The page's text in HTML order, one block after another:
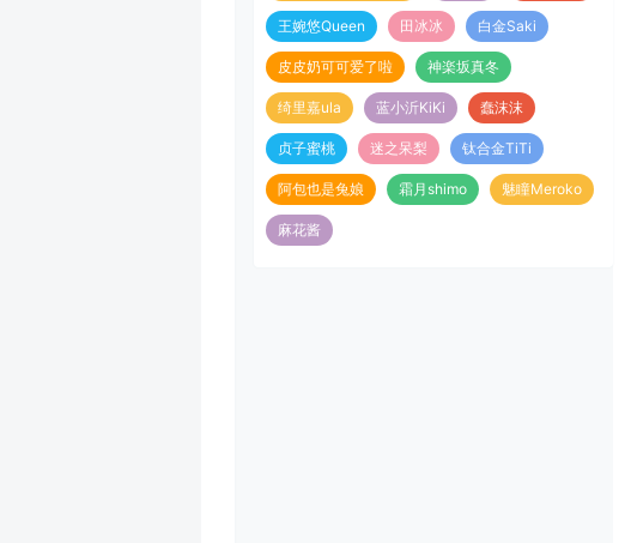
王婉悠Queen 田冰冰 白金Saki
皮皮奶可可爱了啦 神楽坂真冬
绮里嘉ula 蓝小沂KiKi 蠢沫沫
贞子蜜桃 迷之呆梨 钛合金TiTi
阿包也是兔娘 霜月shimo 魅瞳Meroko
麻花酱